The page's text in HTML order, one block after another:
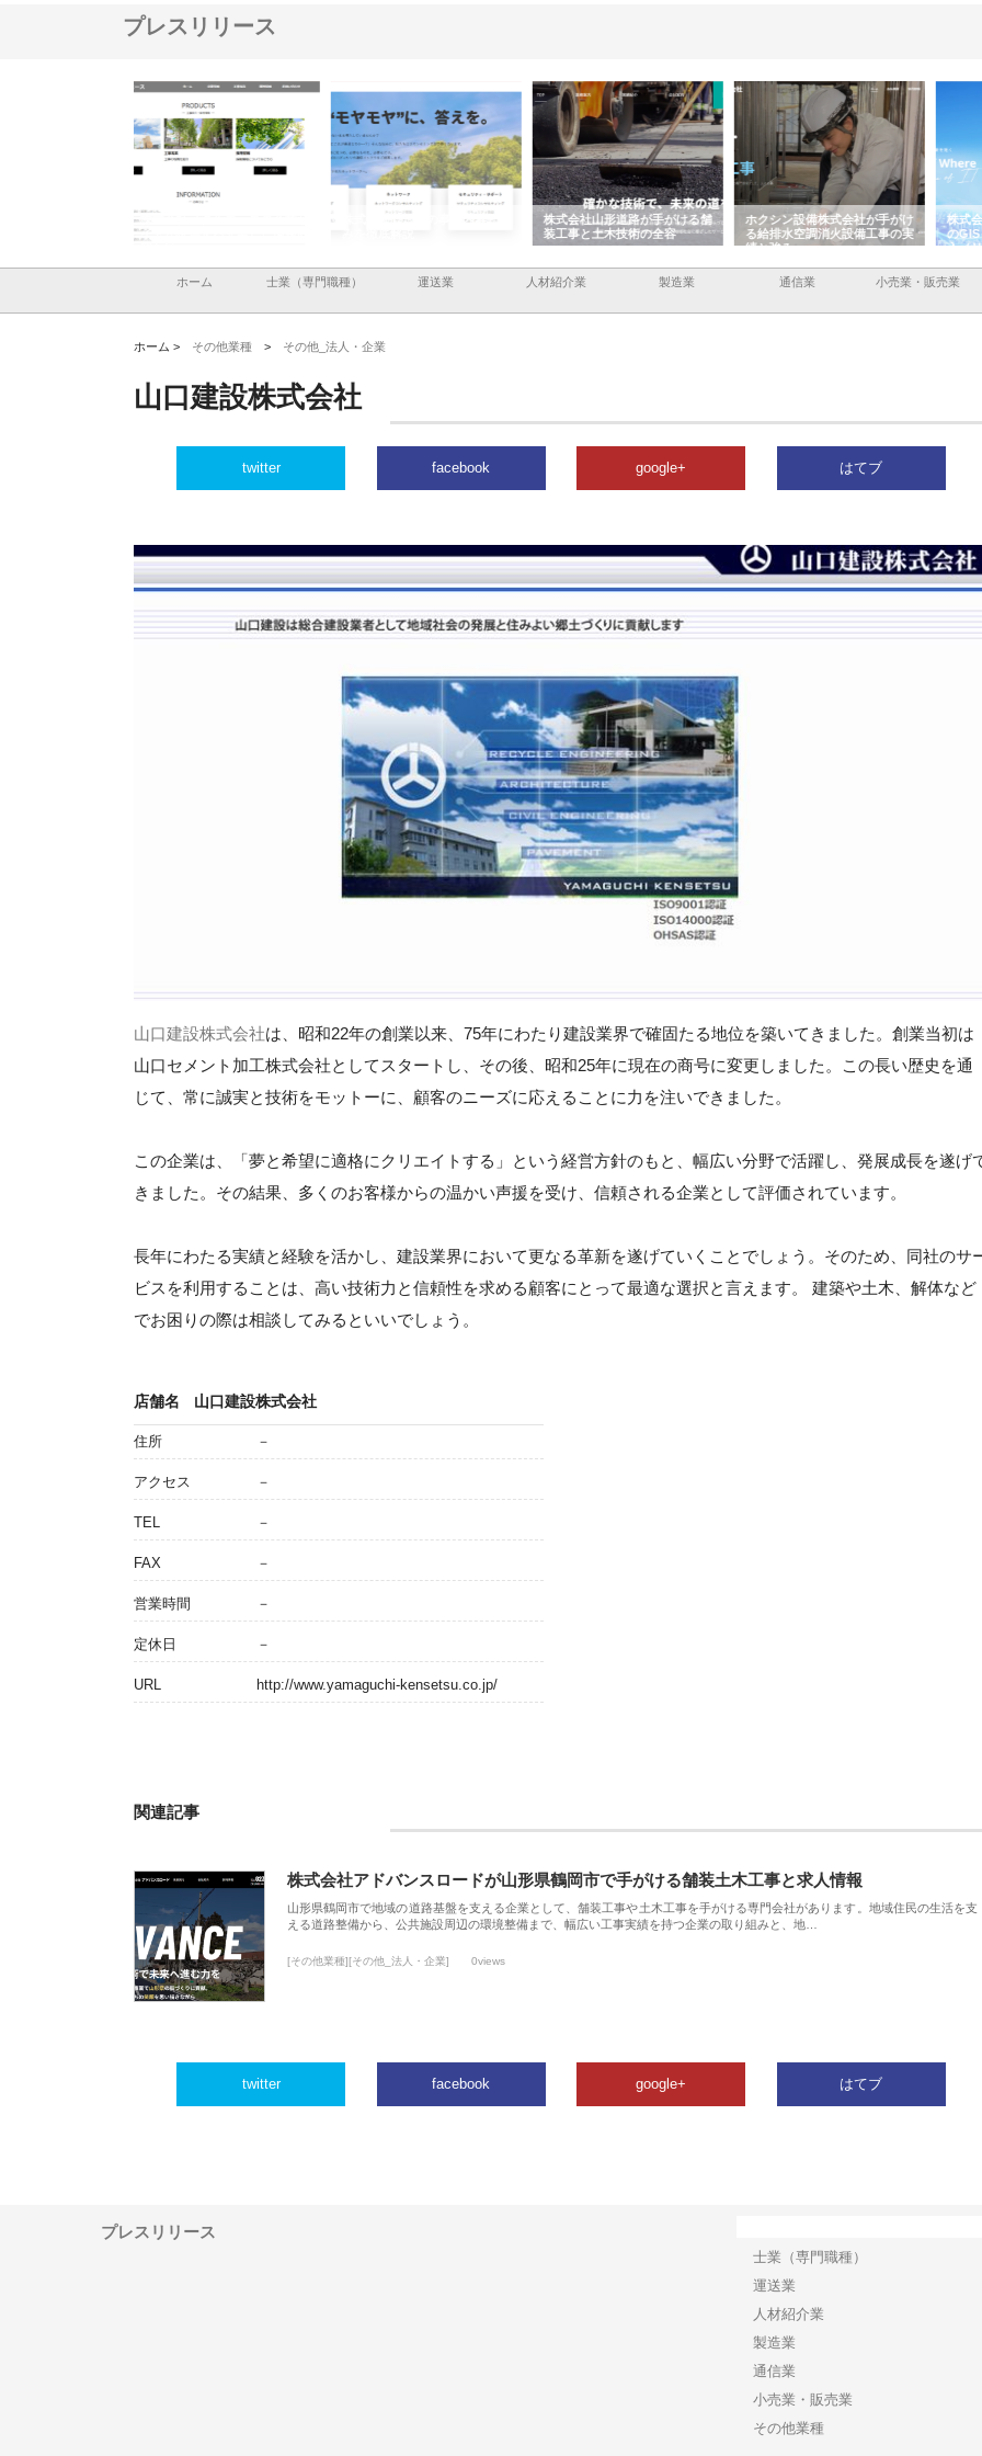
プレスリリース
株式会社山形道路が手がける舗
ホクシン設備株式会社が手がけ
る給排水空調消火設備工事の実
績と強み
株式会社東京シー・エム・シー
のGISインフラ管理システム導
入メリット
株
か
由
ホーム 士業（専門職種） 運送業 人材紹介業 製造業 通信業 小売業・販売業
ホーム > その他業種 > その他_法人・企業
山口建設株式会社
twitter facebook google+ はてブ
山口建設株式会社は、昭和22年の創業以来、75年にわたり建設業界で確固たる地位を築いてきました。創業当初は
山口セメント加工株式会社としてスタートし、その後、昭和25年に現在の商号に変更しました。この長い歴史を通
じて、常に誠実と技術をモットーに、顧客のニーズに応えることに力を注いできました。
この企業は、「夢と希望に適格にクリエイトする」という経営方針のもと、幅広い分野で活躍し、発展成長を遂げ
きました。その結果、多くのお客様からの温かい声援を受け、信頼される企業として評価されています。
長年にわたる実績と経験を活かし、建設業界において更なる革新を遂げていくことでしょう。そのため、同社のサ
ビスを利用することは、高い技術力と信頼性を求める顧客にとって最適な選択と言えます。 建築や土木、解体など
でお困りの際は相談してみるといいでしょう。
店舗名 山口建設株式会社
住所 －
アクセス －
TEL －
FAX －
営業時間 －
定休日 －
URL http://www.yamaguchi-kensetsu.co.jp/
関連記事
株式会社アドバンスロードが山形県鶴岡市で手がける舗装土木工事と求人情報
山形県鶴岡市で地域の道路基盤を支える企業として、舗装工事や土木工事を手がける専門会社があります。地域住民の生活を支
える道路整備から、公共施設周辺の環境整備まで、幅広い工事実績を持つ企業の取り組みと、地…
[その他業種][その他_法人・企業] 0views
twitter facebook google+ はてブ
プレスリリース
士業（専門職種）
運送業
人材紹介業
製造業
通信業
小売業・販売業
その他業種